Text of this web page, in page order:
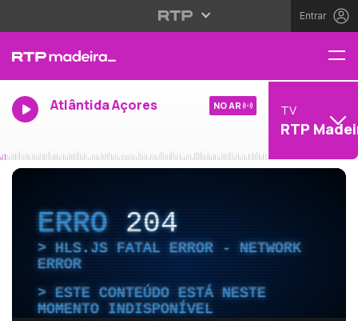
Entrar
Atlântida Açores NO AR TV
RTP
ERRO204
HLS.JS FATAL ERROR - NETWORK
ERROR
ESTE CONTEÚDO ESTÁ NESTE
MOMENTO INDISPONÍVEL